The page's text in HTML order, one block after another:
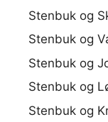
Stenbuk og
Stenbuk og
Stenbuk og
Stenbuk og
Stenbuk og